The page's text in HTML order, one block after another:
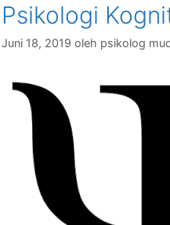
Psikologi
Juni 18, 2019 oleh psikolog